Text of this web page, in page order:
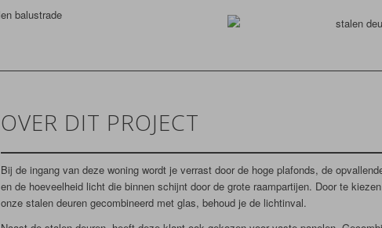
OVER DIT PROJECT
Bij de ingang van deze woning wordt je verrast door de hoge plafonds, de
en de hoeveelheid licht die binnen schijnt door de grote raampartijen. Door te
onze stalen deuren gecombineerd met glas, behoud je de lichtinval.